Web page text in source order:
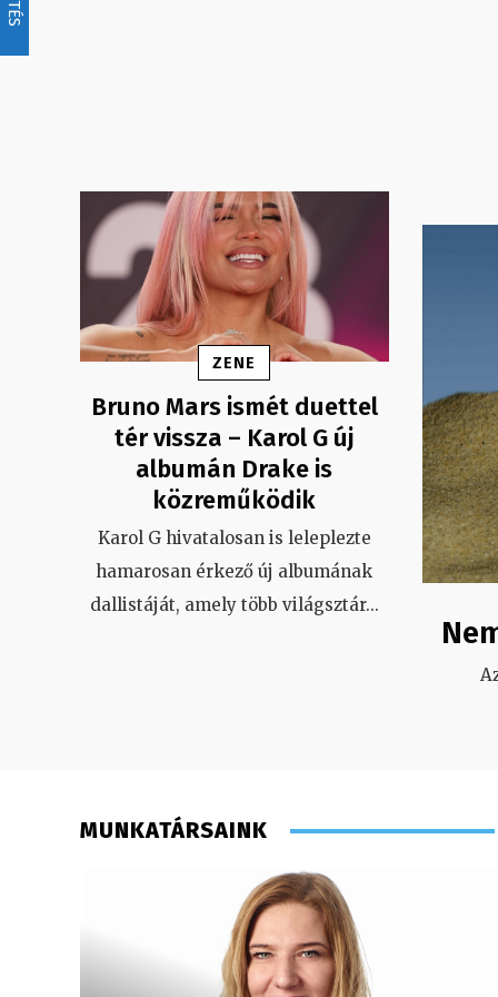
ZENE
Bruno Mars ismét duettel
tér vissza – Karol G új
albumán Drake is
közreműködik
Karol G hivatalosan is leleplezte
hamarosan érkező új albumának
dallistáját, amely több világsztár...
MUNKATÁRSAINK